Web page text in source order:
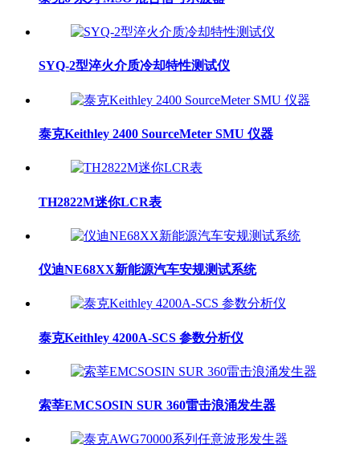
SYQ-2型淬火介质冷却特性测试仪
泰克Keithley 2400 SourceMeter SMU 仪器
TH2822M迷你LCR表
仪迪NE68XX新能源汽车安规测试系统
泰克Keithley 4200A-SCS 参数分析仪
索莘EMCSOSIN SUR 360雷击浪涌发生器